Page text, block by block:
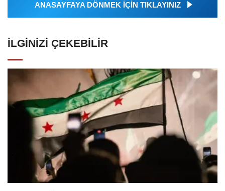
ANASAYFAYA DÖNMEK İÇİN TIKLAYINIZ
İLGINIZI ÇEKEBILIR